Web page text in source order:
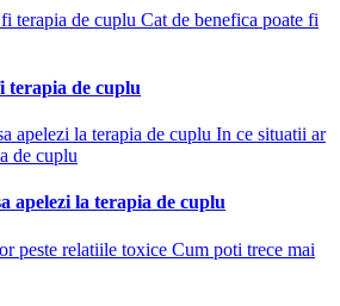
Cat de benefica poate fi
terapia de cuplu
In ce situatii ar
de cuplu
apelezi la terapia de cuplu
Cum poti trece mai